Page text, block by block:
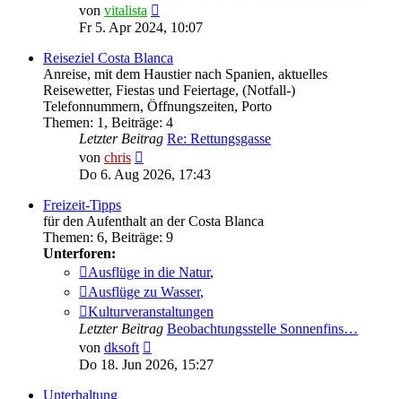
von vitalista
Beitrag
Fr 5. Apr 2024, 10:07
Reiseziel Costa Blanca
Anreise, mit dem Haustier nach Spanien, aktuelles
Reisewetter, Fiestas und Feiertage, (Notfall-)
Telefonnummern, Öffnungszeiten, Porto
Themen: 1 , Beiträge: 4
Letzter Beitrag Re: Rettungsgasse
von chris
Beitrag
Do 6. Aug 2026, 17:43
Freizeit-Tipps
für den Aufenthalt an der Costa Blanca
Themen: 6, Beiträge: 9
Unterforen:
Ausflüge in die Natur,
Ausflüge zu Wasser,
Kulturveranstaltungen
Letzter Beitrag Beobachtungsstelle Sonnenfins…
von dksoft
Beitrag
Do 18. Jun 2026, 15:27
Unterhaltung